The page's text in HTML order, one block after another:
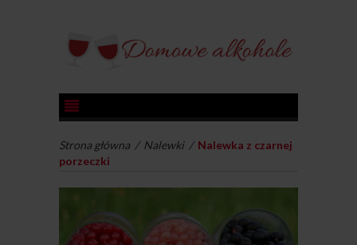
Strona główna / Nalewki / Nalewka z czarnej
porzeczki